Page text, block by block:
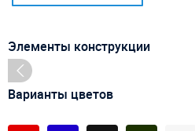
Элементы конструкции
Варианты цветов